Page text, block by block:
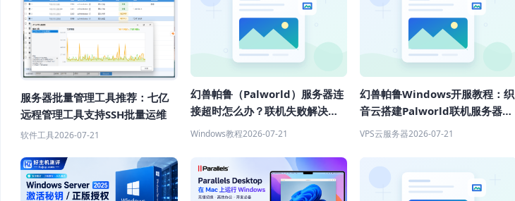
服务器批量管理工具推荐：七亿
远程管理工具支持SSH批量运维
软件工具2026-07-21
幻兽帕鲁（Palworld）服务器连
接超时怎么办？联机失败解决教
程
Windows教程2026-07-21
幻兽帕鲁Windows开服教程：织
音云搭建Palworld联机服务器详
细教程
VPS云服务器2026-07-21